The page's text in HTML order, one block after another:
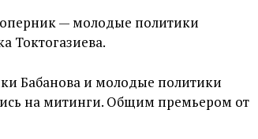
— молодые политики
Токтогазиева.
Бабанова и молодые политики
на митинги. Общим премьером от